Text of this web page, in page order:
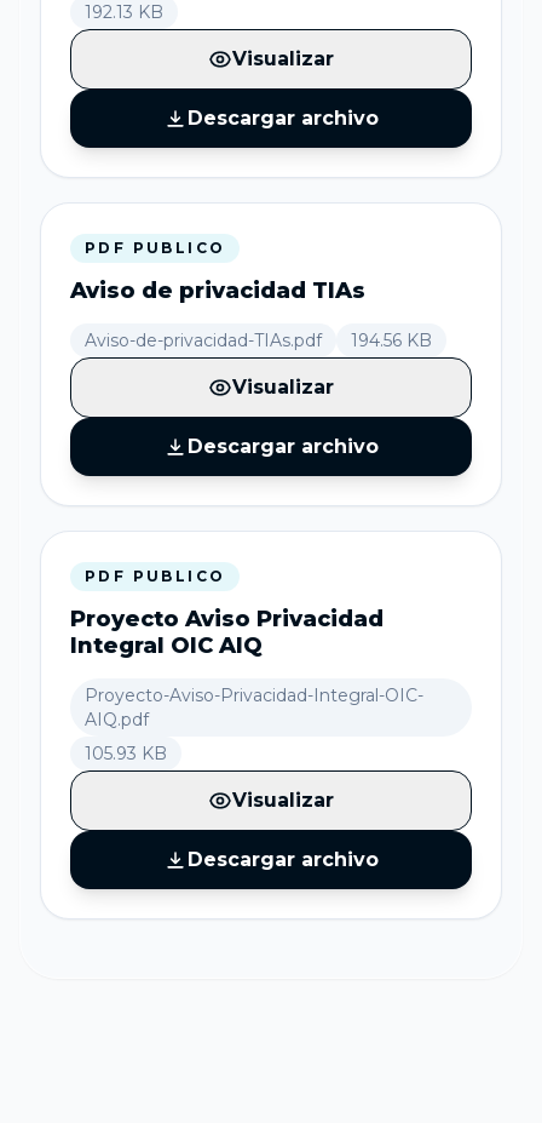
192.13 KB
Visualizar
Descargar archivo
PDF PUBLICO
Aviso de privacidad TIAs
Aviso-de-privacidad-TIAs.pdf 194.56 KB
Visualizar
Descargar archivo
PDF PUBLICO
Proyecto Aviso Privacidad
Integral OIC AIQ
Proyecto-Aviso-Privacidad-Integral-OIC-
AIQ.pdf
105.93 KB
Visualizar
Descargar archivo